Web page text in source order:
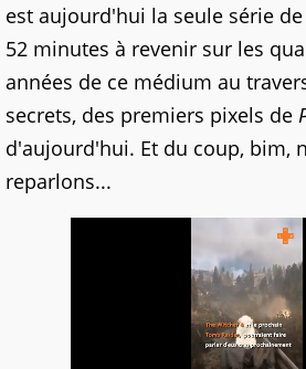
est aujourd'hui la seule série
52 minutes à revenir sur les
années de ce médium au
secrets, des premiers pixels de
d'aujourd'hui. Et du coup, bim,
reparlons...